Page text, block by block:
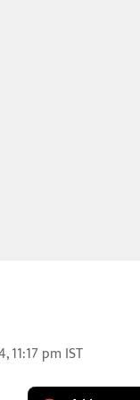
11:17 pm IST